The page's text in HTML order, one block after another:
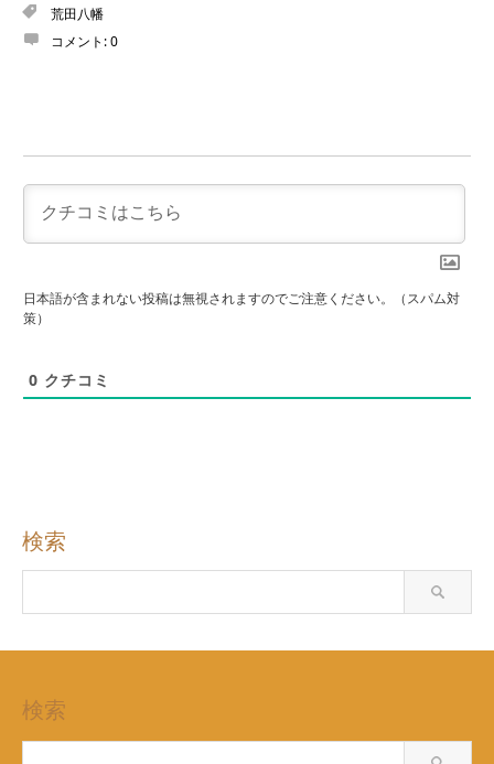
荒田八幡
コメント:0
日本語が含まれない投稿は無視されますのでご注意ください。（スパム対
策）
0 クチコミ
検索
検索